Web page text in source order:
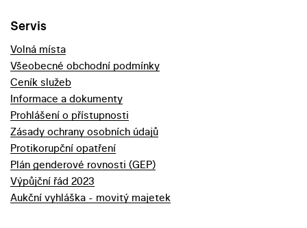
Servis
Volná místa
Všeobecné obchodní podmínky
Ceník služeb
Informace a dokumenty
Prohlášení o přístupnosti
Zásady ochrany osobních údajů
Protikorupční opatření
Plán genderové rovnosti (GEP)
Výpůjční řád 2023
Aukční vyhláška - movitý majetek